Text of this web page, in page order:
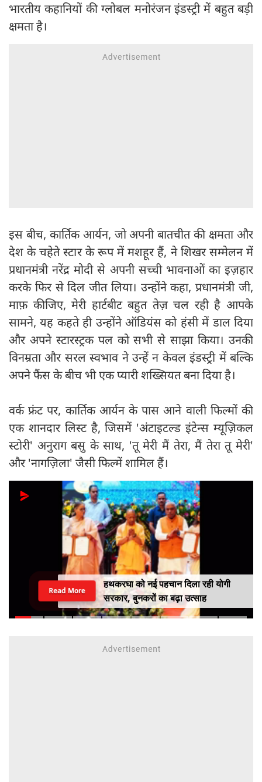
भारतीय कहानियों की ग्लोबल मनोरंजन इंडस्ट्री में बहुत बड़ी
क्षमता है।
इस बीच, कार्तिक आर्यन, जो अपनी बातचीत की क्षमता और
देश के चहेते स्टार के रूप में मशहूर हैं, ने शिखर सम्मेलन में
प्रधानमंत्री नरेंद्र मोदी से अपनी सच्ची भावनाओं का इज़हार
करके फिर से दिल जीत लिया। उन्होंने कहा, प्रधानमंत्री जी,
माफ़ कीजिए, मेरी हार्टबीट बहुत तेज़ चल रही है आपके
सामने, यह कहते ही उन्होंने ऑडियंस को हंसी में डाल दिया
और अपने स्टारस्ट्रक पल को सभी से साझा किया। उनकी
विनम्रता और सरल स्वभाव ने उन्हें न केवल इंडस्ट्री में बल्कि
अपने फैंस के बीच भी एक प्यारी शख्सियत बना दिया है।
वर्क फ्रंट पर, कार्तिक आर्यन के पास आने वाली फिल्मों की
एक शानदार लिस्ट है, जिसमें 'अंटाइटल्ड इंटेन्स म्यूज़िकल
स्टोरी' अनुराग बसु के साथ, 'तू मेरी मैं तेरा, मैं तेरा तू मेरी'
और 'नागज़िला' जैसी फिल्में शामिल हैं।
हथकरघा को नई पहचान दिला रही योगी
सरकार, बुनकरों का बढ़ा उत्साह
Read More